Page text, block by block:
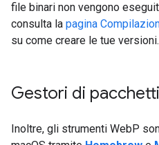
file binari non vengono
consulta la pagina
su come creare le tue versioni.
Gestori di
Inoltre, gli strumenti WebP